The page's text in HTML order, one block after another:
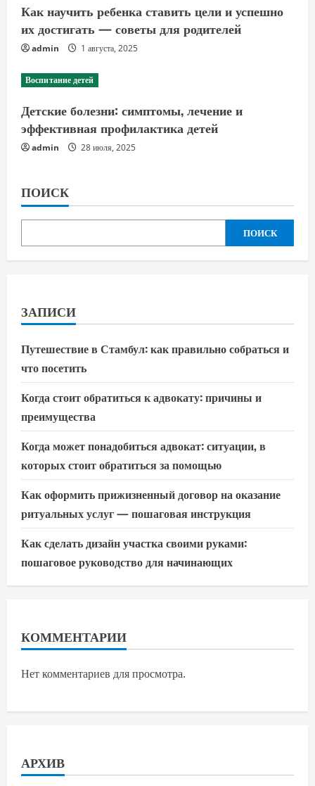
Как научить ребенка ставить цели и успешно
их достигать — советы для родителей
admin 1 августа, 2025
Воспитание детей
Детские болезни: симптомы, лечение и
эффективная профилактика детей
admin 28 июля, 2025
ПОИСК
ПОИСК
ЗАПИСИ
Путешествие в Стамбул: как правильно собраться и
что посетить
Когда стоит обратиться к адвокату: причины и
преимущества
Когда может понадобиться адвокат: ситуации, в
которых стоит обратиться за помощью
Как оформить прижизненный договор на оказание
ритуальных услуг — пошаговая инструкция
Как сделать дизайн участка своими руками:
пошаговое руководство для начинающих
КОММЕНТАРИИ
Нет комментариев для просмотра.
АРХИВ